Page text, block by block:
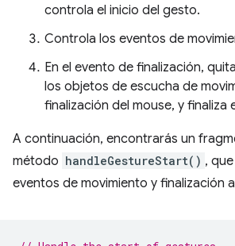
controla el inicio del gesto.
Controla los eventos de
En el evento de finalización,
los objetos de escucha de
finalización del mouse, y finaliza
A continuación, encontrarás un
método handleGestureStart() ,
eventos de movimiento y finalización